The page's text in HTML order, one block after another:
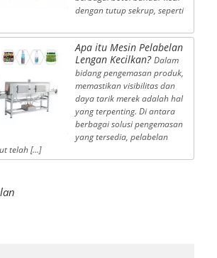
dengan tutup sekrup, seperti
Apa itu Mesin Pelabelan
Lengan Kecilkan? Dalam
bidang pengemasan produk,
memastikan visibilitas dan
daya tarik merek adalah hal
yang terpenting. Di antara
berbagai solusi pengemasan
yang tersedia, pelabelan
telah […]